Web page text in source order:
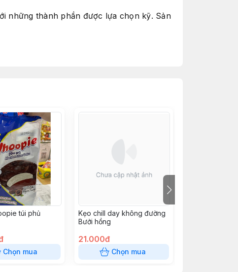
những thành phần được lựa chọn kỹ. Sản
Vị kem mát lạnh, mang lại sự ngon
túi phủ
Chọn mua
Kẹo chill day không đường
Bưởi hồng
21.000đ
Chọn mua